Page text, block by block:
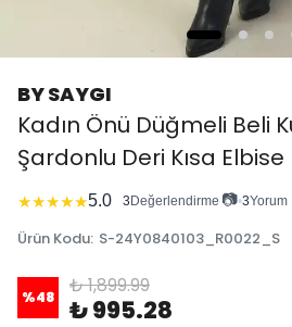
BY SAYGI
Kadın Önü Düğmeli Beli
Şardonlu Deri Kısa Elbise
★★★★★5.0 3 Değerlendirme 📷•3Yorum
Ürün Kodu: S-24Y0840103_R0022_S
%48 ₺ 1,899.99
₺ 995.28